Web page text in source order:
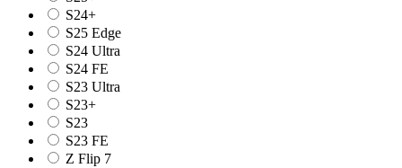
S24+
S25 Edge
S24 Ultra
S24 FE
S23 Ultra
S23+
S23
S23 FE
Z Flip 7